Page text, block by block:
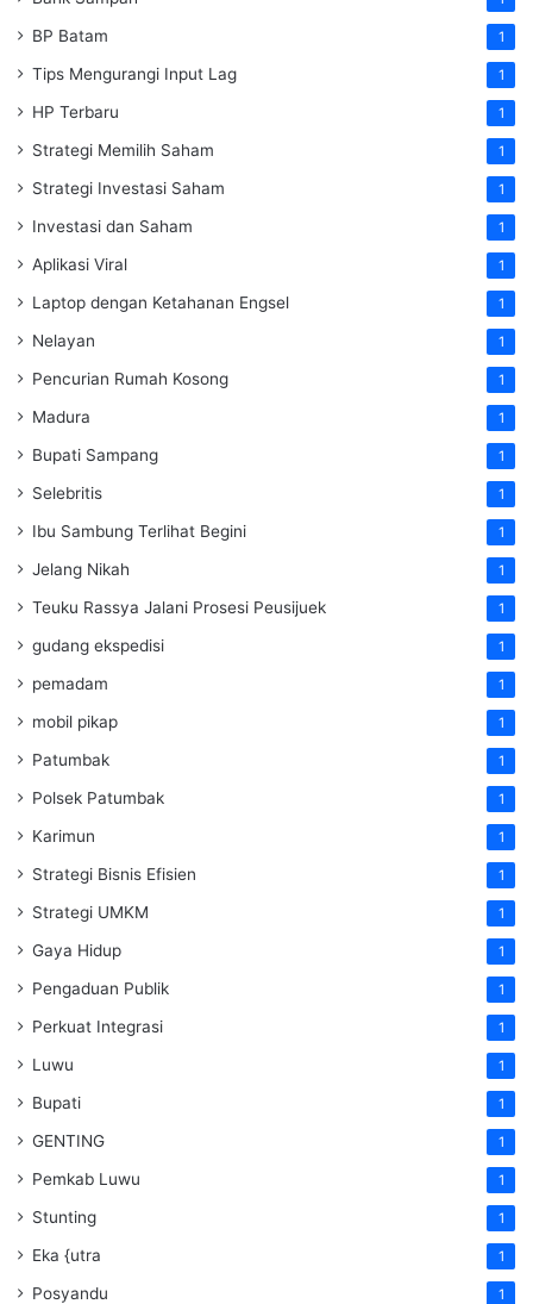
BP Batam 1
Tips Mengurangi Input Lag 1
HP Terbaru 1
Strategi Memilih Saham 1
Strategi Investasi Saham 1
Investasi dan Saham 1
Aplikasi Viral 1
Laptop dengan Ketahanan Engsel 1
Nelayan 1
Pencurian Rumah Kosong 1
Madura 1
Bupati Sampang 1
Selebritis 1
Ibu Sambung Terlihat Begini 1
Jelang Nikah 1
Teuku Rassya Jalani Prosesi Peusijuek 1
gudang ekspedisi 1
pemadam 1
mobil pikap 1
Patumbak 1
Polsek Patumbak 1
Karimun 1
Strategi Bisnis Efisien 1
Strategi UMKM 1
Gaya Hidup 1
Pengaduan Publik 1
Perkuat Integrasi 1
Luwu 1
Bupati 1
GENTING 1
Pemkab Luwu 1
Stunting 1
Eka {utra 1
Posyandu 1